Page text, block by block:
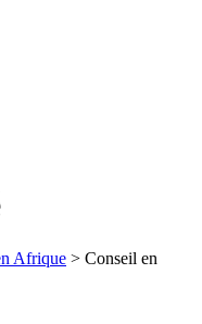
Afrique > Conseil en